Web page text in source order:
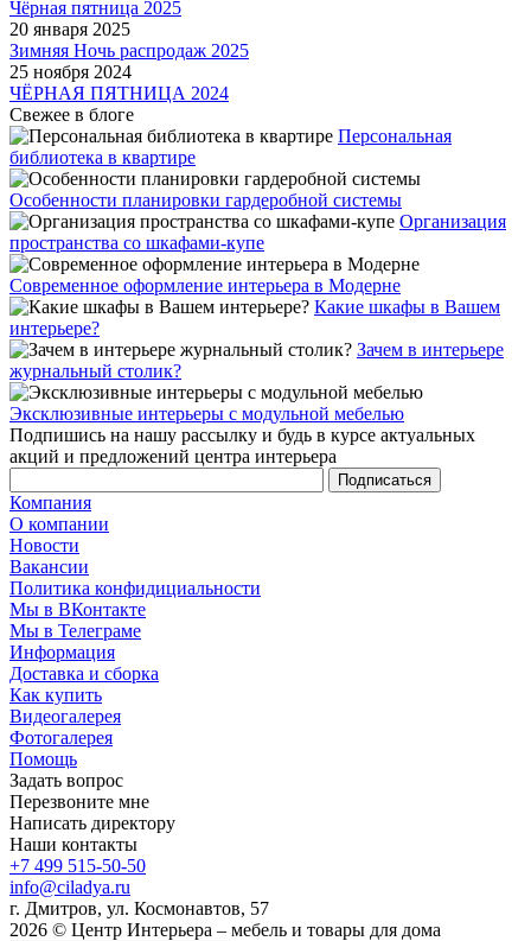
Чёрная пятница 2025
20 января 2025
Зимняя Ночь распродаж 2025
25 ноября 2024
ЧЁРНАЯ ПЯТНИЦА 2024
Свежее в блоге
Персональная
библиотека в квартире
Особенности планировки гардеробной системы
Организация
пространства со шкафами-купе
Современное оформление интерьера в Модерне
Какие шкафы в Вашем
интерьере?
Зачем в интерьере
журнальный столик?
Эксклюзивные интерьеры с модульной мебелью
Подпишись на нашу рассылку и будь в курсе актуальных
акций и предложений центра интерьера
Компания
О компании
Новости
Вакансии
Политика конфидициальности
Мы в ВКонтакте
Мы в Телеграме
Информация
Доставка и сборка
Как купить
Видеогалерея
Фотогалерея
Помощь
Задать вопрос
Перезвоните мне
Написать директору
Наши контакты
+7 499 515-50-50
info@ciladya.ru
г. Дмитров, ул. Космонавтов, 57
2026 © Центр Интерьера – мебель и товары для дома